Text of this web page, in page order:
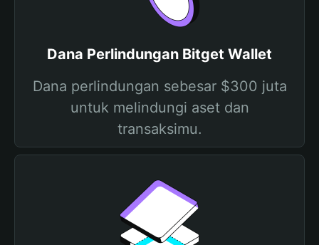
Dana Perlindungan Bitget Wallet
Dana perlindungan sebesar $300 juta
untuk melindungi aset dan
transaksimu.